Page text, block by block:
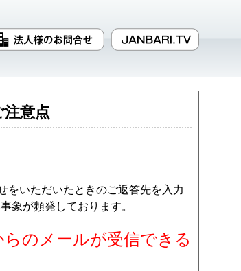
注意点
をいただいたときのご返答先を入力
象が頻発しております。
らのメールが受信できる